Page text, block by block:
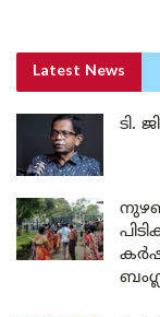
Latest News
ടി.